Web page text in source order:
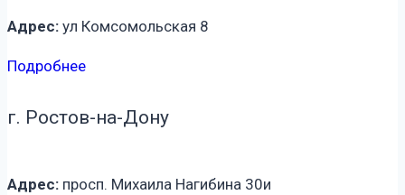
Адрес: ул Комсомольская 8
Подробнее
г. Ростов-на-Дону
Адрес: просп. Михаила Нагибина 30и